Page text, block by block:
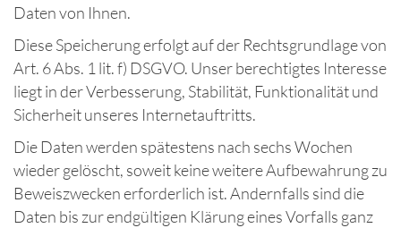
Daten von Ihnen.
Diese Speicherung erfolgt auf der Rechtsgrundlage von
Art. 6 Abs. 1 lit. f) DSGVO. Unser berechtigtes Interesse
liegt in der Verbesserung, Stabilität, Funktionalität und
Sicherheit unseres Internetauftritts.
Die Daten werden spätestens nach sechs Wochen
wieder gelöscht, soweit keine weitere Aufbewahrung zu
Beweiszwecken erforderlich ist. Andernfalls sind die
Daten bis zur endgültigen Klärung eines Vorfalls ganz